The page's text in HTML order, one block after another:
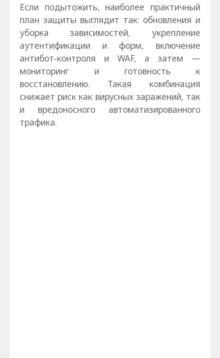
Если подытожить, наиболее практичный
план защиты выглядит так: обновления и
уборка зависимостей, укрепление
аутентификации и форм, включение
антибот‑контроля и WAF, а затем —
мониторинг и готовность к
восстановлению. Такая комбинация
снижает риск как вирусных заражений, так
и вредоносного автоматизированного
трафика.